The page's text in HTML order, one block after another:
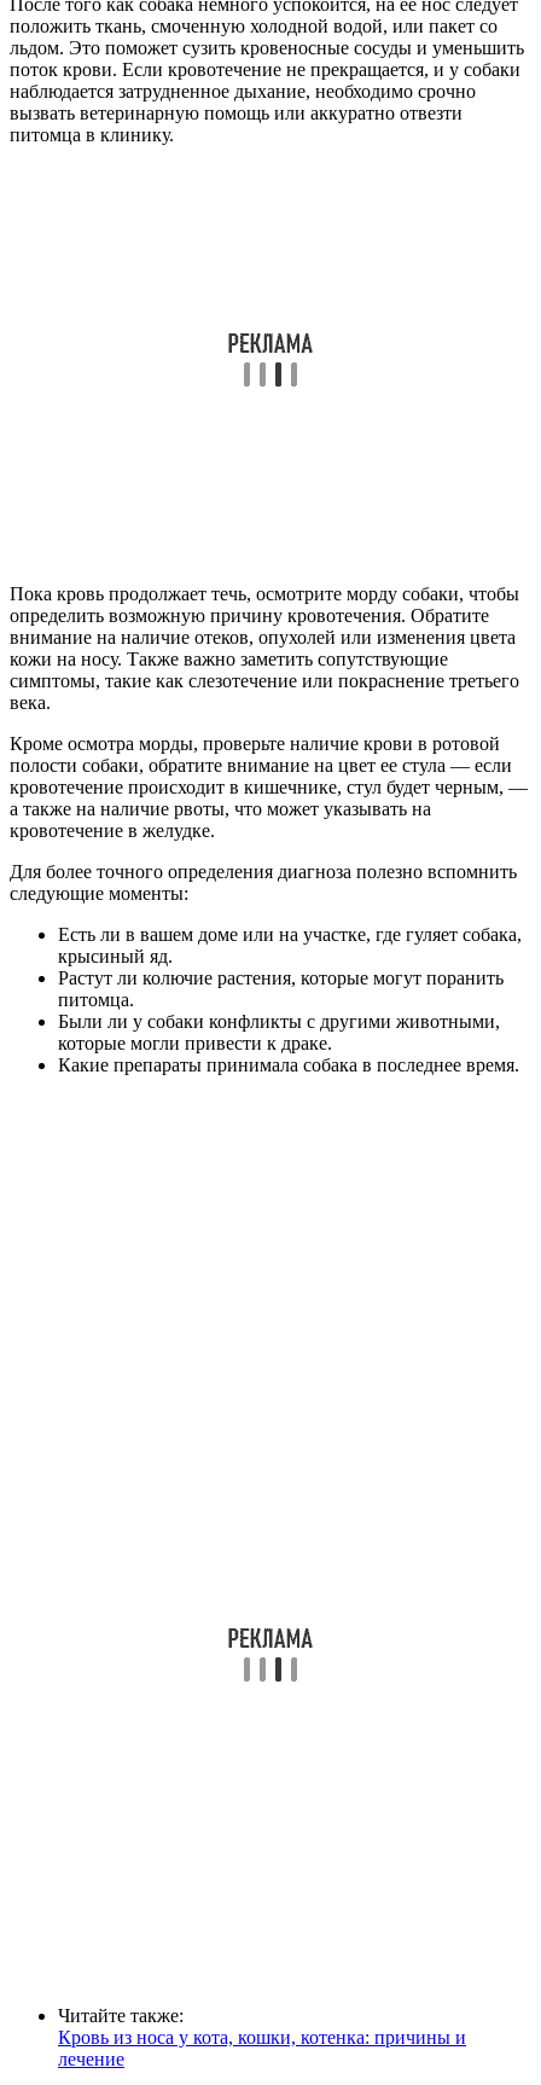
После того как собака немного успокоится, на ее нос следует
положить ткань, смоченную холодной водой, или пакет со
льдом. Это поможет сузить кровеносные сосуды и уменьшить
поток крови. Если кровотечение не прекращается, и у собаки
наблюдается затрудненное дыхание, необходимо срочно
вызвать ветеринарную помощь или аккуратно отвезти
питомца в клинику.
Пока кровь продолжает течь, осмотрите морду собаки, чтобы
определить возможную причину кровотечения. Обратите
внимание на наличие отеков, опухолей или изменения цвета
кожи на носу. Также важно заметить сопутствующие
симптомы, такие как слезотечение или покраснение третьего
века.
Кроме осмотра морды, проверьте наличие крови в ротовой
полости собаки, обратите внимание на цвет ее стула — если
кровотечение происходит в кишечнике, стул будет черным, —
а также на наличие рвоты, что может указывать на
кровотечение в желудке.
Для более точного определения диагноза полезно вспомнить
следующие моменты:
Есть ли в вашем доме или на участке, где гуляет собака,
крысиный яд.
Растут ли колючие растения, которые могут поранить
питомца.
Были ли у собаки конфликты с другими животными,
которые могли привести к драке.
Какие препараты принимала собака в последнее время.
Читайте также:
Кровь из носа у кота, кошки, котенка: причины и
лечение